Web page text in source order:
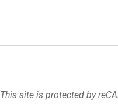
This site is protected by